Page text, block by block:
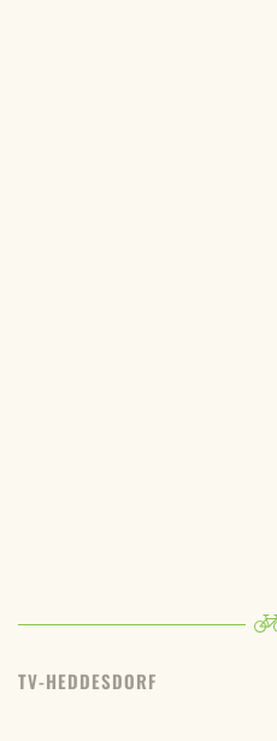
TV-HEDDESDORF